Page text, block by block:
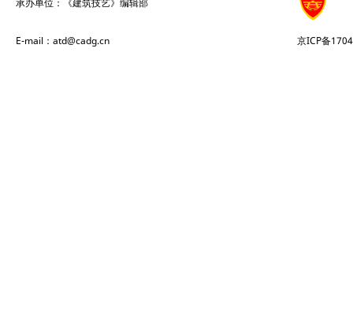
承办单位：《建筑技艺》编辑部
E-mail：atd@cadg.cn 京ICP备